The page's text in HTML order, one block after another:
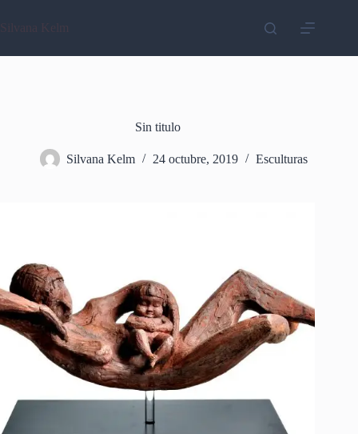
contenido
Silvana Kelm
Sin titulo
Silvana Kelm 24 octubre, 2019 Esculturas